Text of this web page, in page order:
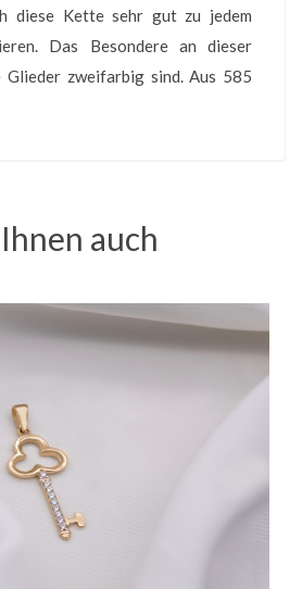
diese Kette sehr gut zu jedem
Das Besondere an dieser
zweifarbig sind. Aus 585
auch